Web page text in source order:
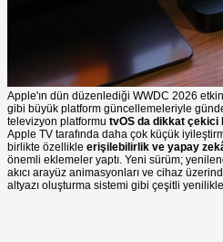
Apple'ın dün düzenlediği WWDC 2026
gibi büyük platform güncellemeleriyle
televizyon platformu tvOS da dikkat çekici
Apple TV tarafında daha çok küçük
birlikte özellikle erişilebilirlik ve yapay
önemli eklemeler yaptı. Yeni sürüm;
akıcı arayüz animasyonları ve cihaz
altyazı oluşturma sistemi gibi çeşitli